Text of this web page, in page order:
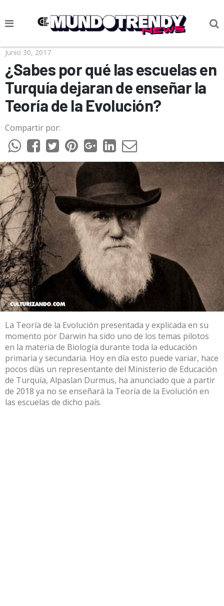
NOTICIAS
CULTURA POP
CIENCIA Y TECNOLOGÍA
VIDA
SOCIEDAD
CULTURIZANDO.COM
Junio 30, 2017
¿Sabes por qué las escuelas en
Turquía dejaran de enseñar la
Teoría de la Evolución?
Compartir por:
La Teoría de la Evolución presentada y explicada en su
momento por Darwin ha sido uno de los temas pilotos
en la materia de Biología durante toda la educación
primaria y secundaria. Hoy en día esto puede variar, hace
pocos días un representante del Ministerio de Educación
de Turquía, Alpaslan Durmus, ha anunciado que a partir
de 2018 ya no se enseñará la Teoría de la Evolución en
las escuelas de dicho país.